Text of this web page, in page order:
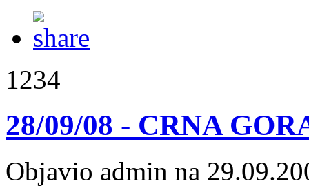
1234
28/09/08 - CRNA
Objavio admin na